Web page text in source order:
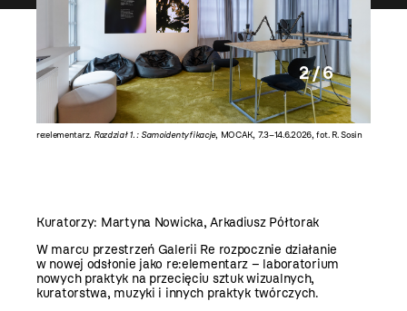
re:elementarz. Rozdział 1. : Samoidentyfikacje, MOCAK, 7.3–14.6.2026, fot. R. Sosin
2 / 6
Kuratorzy: Martyna Nowicka, Arkadiusz Półtorak
W marcu przestrzeń Galerii Re rozpocznie działanie
w nowej odsłonie jako re:elementarz – laboratorium
nowych praktyk na przecięciu sztuk wizualnych,
kuratorstwa, muzyki i innych praktyk twórczych.